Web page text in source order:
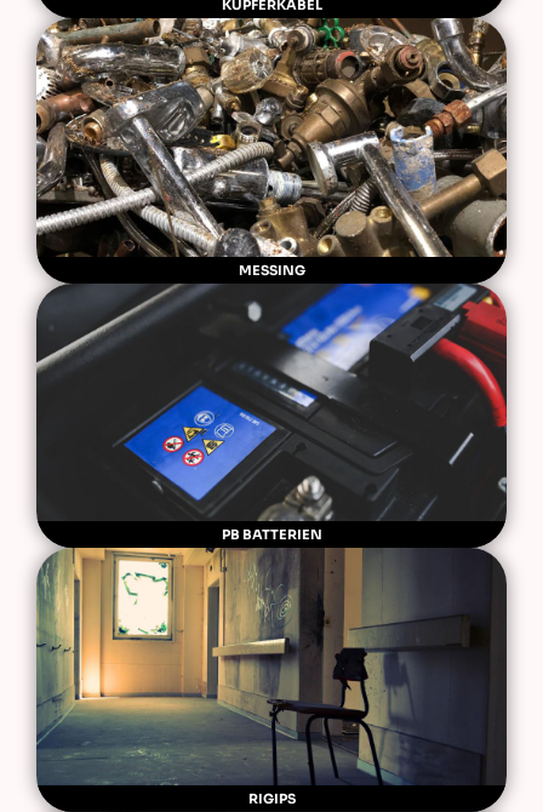
KUPFERKABEL
MESSING
PB BATTERIEN
RIGIPS